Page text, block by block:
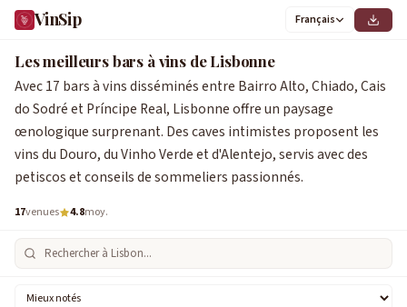
VinSip Français
Les meilleurs bars à vins de Lisbonne
Avec 17 bars à vins disséminés entre Bairro Alto, Chiado, Cais
do Sodré et Príncipe Real, Lisbonne offre un paysage
œnologique surprenant. Des caves intimistes proposent les
vins du Douro, du Vinho Verde et d'Alentejo, servis avec des
petiscos et conseils de sommeliers passionnés.
17venues 4.8moy.